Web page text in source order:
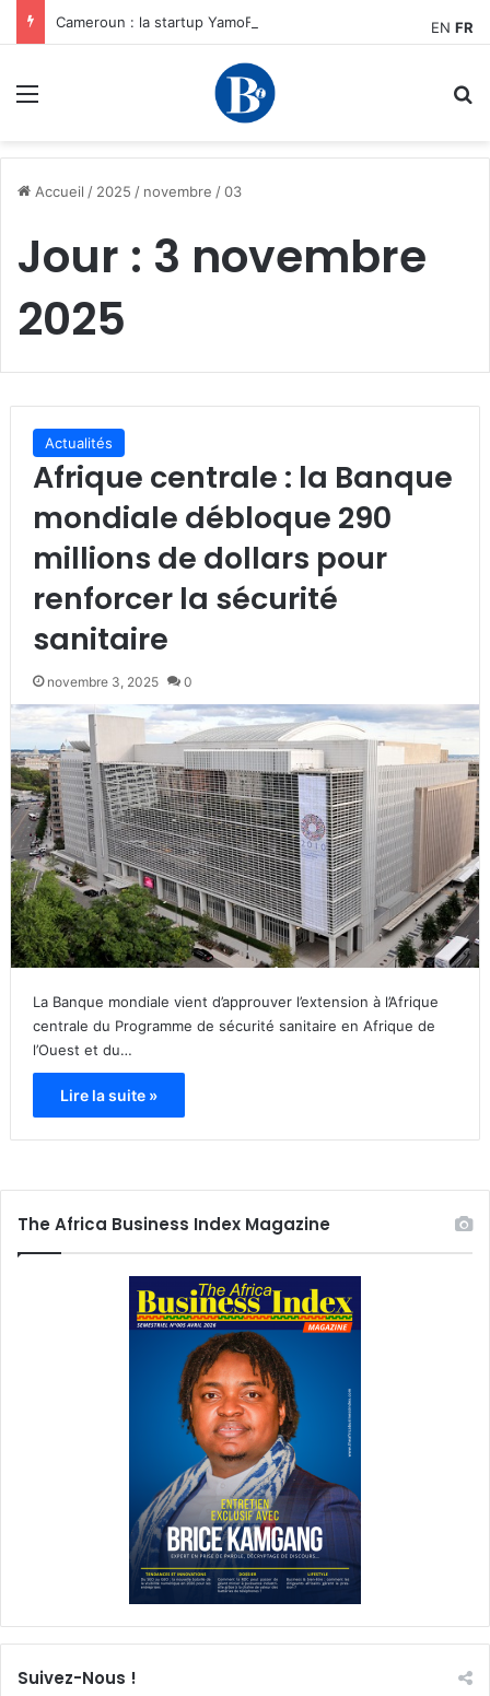
Cameroun : la startup YamoFret sélectionnée au programme HEC Challenge+ Afrique pour accélérer la transformation du fret en Afrique centrale
Accueil / 2025 / novembre /03
Jour : 3 novembre
2025
Actualités
Afrique centrale : la Banque
mondiale débloque 290
millions de dollars pour
renforcer la sécurité
sanitaire
novembre 3, 2025 0
La Banque mondiale vient d’approuver l’extension à l’Afrique
centrale du Programme de sécurité sanitaire en Afrique de
l’Ouest et du…
Lire la suite »
The Africa Business Index Magazine
Suivez-Nous !
EN FR